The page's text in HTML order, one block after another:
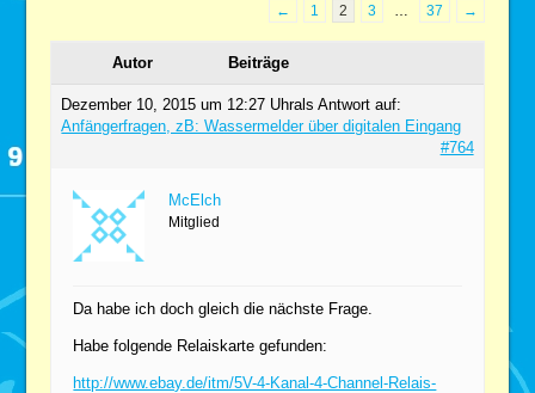
←
1 2 3 37 →
Autor Beiträge
Dezember 10, 2015 um 12:27 Uhrals Antwort auf:
Anfängerfragen, zB: Wassermelder über digitalen Eingang
#764
McElch
Mitglied
Da habe ich doch gleich die nächste Frage.
Habe folgende Relaiskarte gefunden:
http://www.ebay.de/itm/5V-4-Kanal-4-Channel-Relais-